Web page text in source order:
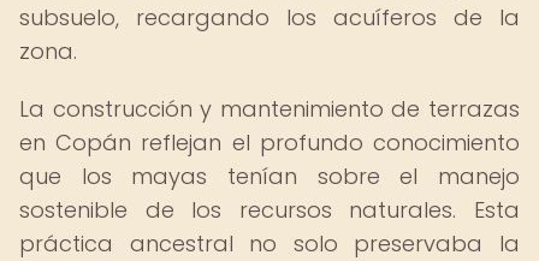
subsuelo, recargando los acuíferos de la
zona.
La construcción y mantenimiento de terrazas
en Copán reflejan el profundo conocimiento
que los mayas tenían sobre el manejo
sostenible de los recursos naturales. Esta
práctica ancestral no solo preservaba la